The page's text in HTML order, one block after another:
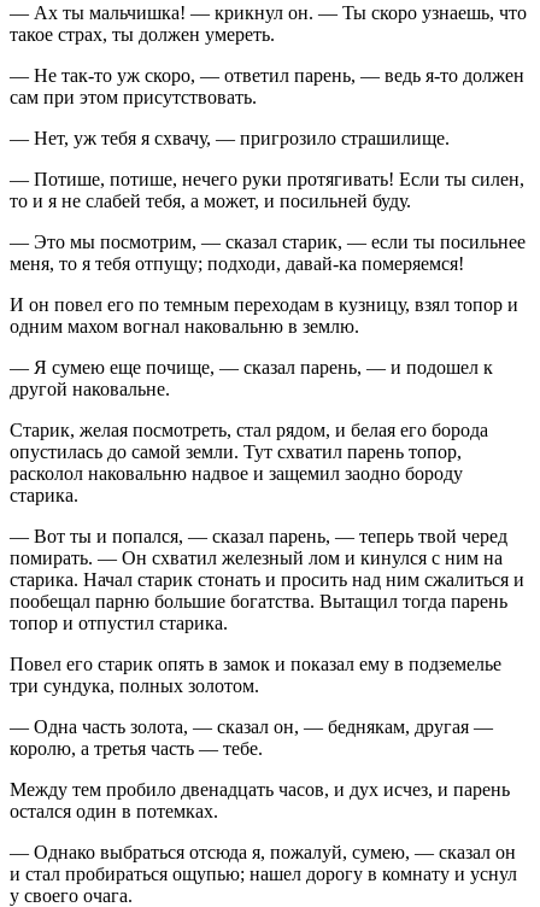
— Ах ты мальчишка! — крикнул он. — Ты скоро узнаешь, что
такое страх, ты должен умереть.
— Не так-то уж скоро, — ответил парень, — ведь я-то должен
сам при этом присутствовать.
— Нет, уж тебя я схвачу, — пригрозило страшилище.
— Потише, потише, нечего руки протягивать! Если ты силен,
то и я не слабей тебя, а может, и посильней буду.
— Это мы посмотрим, — сказал старик, — если ты посильнее
меня, то я тебя отпущу; подходи, давай-ка померяемся!
И он повел его по темным переходам в кузницу, взял топор и
одним махом вогнал наковальню в землю.
— Я сумею еще почище, — сказал парень, — и подошел к
другой наковальне.
Старик, желая посмотреть, стал рядом, и белая его борода
опустилась до самой земли. Тут схватил парень топор,
расколол наковальню надвое и защемил заодно бороду
старика.
— Вот ты и попался, — сказал парень, — теперь твой черед
помирать. — Он схватил железный лом и кинулся с ним на
старика. Начал старик стонать и просить над ним сжалиться и
пообещал парню большие богатства. Вытащил тогда парень
топор и отпустил старика.
Повел его старик опять в замок и показал ему в подземелье
три сундука, полных золотом.
— Одна часть золота, — сказал он, — беднякам, другая —
королю, а третья часть — тебе.
Между тем пробило двенадцать часов, и дух исчез, и парень
остался один в потемках.
— Однако выбраться отсюда я, пожалуй, сумею, — сказал он
и стал пробираться ощупью; нашел дорогу в комнату и уснул
у своего очага.